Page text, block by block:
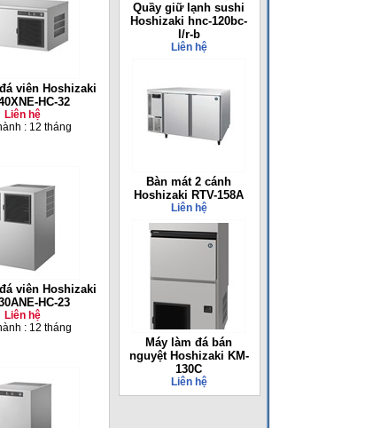
viên Hoshizaki
HC-32
Liên hệ
: 12 tháng
viên Hoshizaki
HC-23
Liên hệ
: 12 tháng
Quầy giữ lạnh sushi
Hoshizaki hnc-120bc-
l/r-b
Liên hệ
Bàn mát 2 cánh
Hoshizaki RTV-158A
Liên hệ
Máy làm đá bán
nguyệt Hoshizaki KM-
130C
Liên hệ